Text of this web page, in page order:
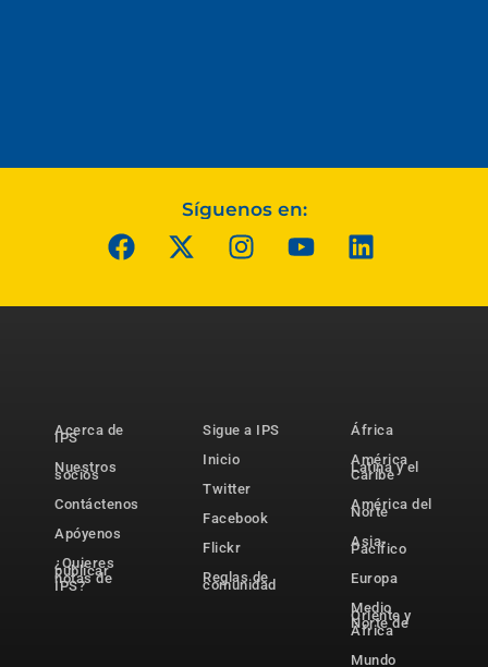
Síguenos en:
Acerca de
IPS
Nuestros
socios
Contáctenos
Apóyenos
¿Quieres
publicar
notas de
IPS?
Sigue a IPS
Inicio
Twitter
Facebook
Flickr
Reglas de
comunidad
África
América
Latina y el
Caribe
América del
Norte
Asia-
Pacífico
Europa
Medio
Oriente y
Norte de
África
Mundo